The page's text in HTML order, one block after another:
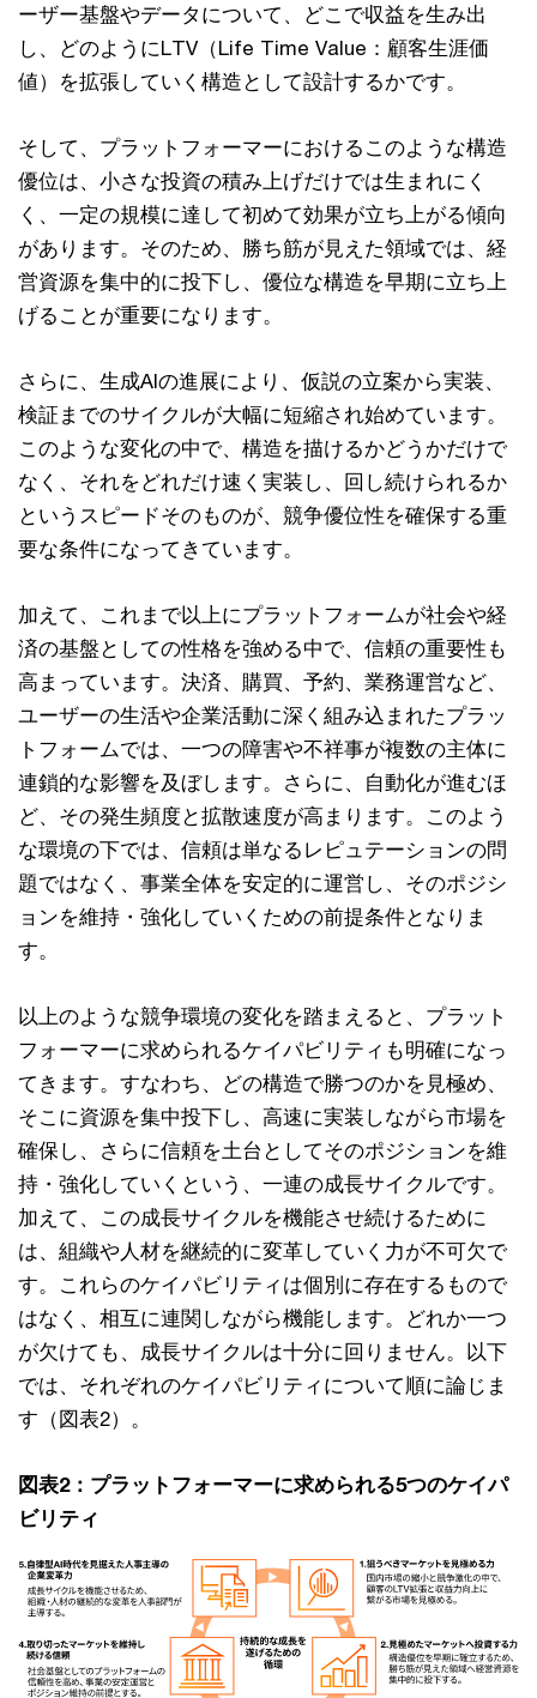
ーザー基盤やデータについて、どこで収益を生み出
し、どのようにLTV（Life Time Value：顧客生涯価
値）を拡張していく構造として設計するかです。
そして、プラットフォーマーにおけるこのような構造
優位は、小さな投資の積み上げだけでは生まれにく
く、一定の規模に達して初めて効果が立ち上がる傾向
があります。そのため、勝ち筋が見えた領域では、経
営資源を集中的に投下し、優位な構造を早期に立ち上
げることが重要になります。
さらに、生成AIの進展により、仮説の立案から実装、
検証までのサイクルが大幅に短縮され始めています。
このような変化の中で、構造を描けるかどうかだけで
なく、それをどれだけ速く実装し、回し続けられるか
というスピードそのものが、競争優位性を確保する重
要な条件になってきています。
加えて、これまで以上にプラットフォームが社会や経
済の基盤としての性格を強める中で、信頼の重要性も
高まっています。決済、購買、予約、業務運営など、
ユーザーの生活や企業活動に深く組み込まれたプラッ
トフォームでは、一つの障害や不祥事が複数の主体に
連鎖的な影響を及ぼします。さらに、自動化が進むほ
ど、その発生頻度と拡散速度が高まります。このよう
な環境の下では、信頼は単なるレピュテーションの問
題ではなく、事業全体を安定的に運営し、そのポジシ
ョンを維持・強化していくための前提条件となりま
す。
以上のような競争環境の変化を踏まえると、プラット
フォーマーに求められるケイパビリティも明確になっ
てきます。すなわち、どの構造で勝つのかを見極め、
そこに資源を集中投下し、高速に実装しながら市場を
確保し、さらに信頼を土台としてそのポジションを維
持・強化していくという、一連の成長サイクルです。
加えて、この成長サイクルを機能させ続けるために
は、組織や人材を継続的に変革していく力が不可欠で
す。これらのケイパビリティは個別に存在するもので
はなく、相互に連関しながら機能します。どれか一つ
が欠けても、成長サイクルは十分に回りません。以下
では、それぞれのケイパビリティについて順に論じま
す（図表2）。
図表2：プラットフォーマーに求められる5つのケイパ
ビリティ​